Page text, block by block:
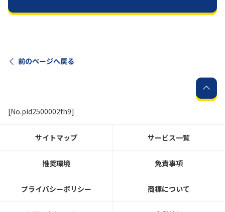
前のページへ戻る
[No.pid2500002fh9]
サイトマップ サービス一覧
推奨環境 免責事項
プライバシーポリシー 商標について